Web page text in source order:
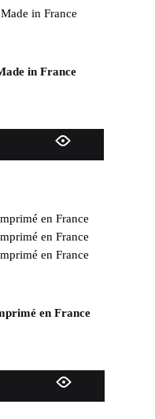
in France
en France